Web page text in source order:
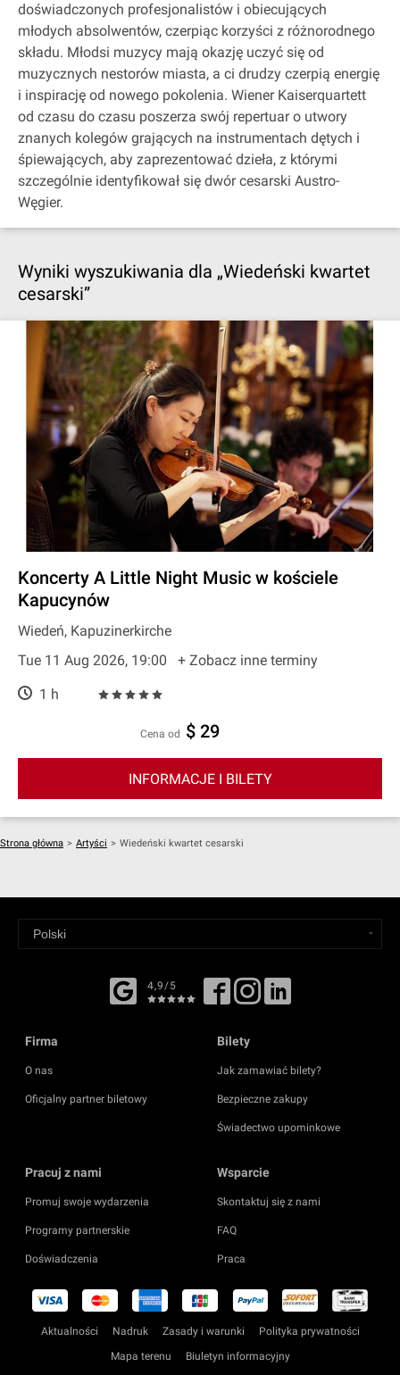
doświadczonych profesjonalistów i obiecujących
młodych absolwentów, czerpiąc korzyści z różnorodnego
składu. Młodsi muzycy mają okazję uczyć się od
muzycznych nestorów miasta, a ci drudzy czerpią energię
i inspirację od nowego pokolenia. Wiener Kaiserquartett
od czasu do czasu poszerza swój repertuar o utwory
znanych kolegów grających na instrumentach dętych i
śpiewających, aby zaprezentować dzieła, z którymi
szczególnie identyfikował się dwór cesarski Austro-
Węgier.
Wyniki wyszukiwania dla „Wiedeński kwartet
cesarski”
Koncerty A Little Night Music w kościele
Kapucynów
Wiedeń, Kapuzinerkirche
Tue 11 Aug 2026, 19:00
+ Zobacz inne terminy
1 h
cena od $ 29
INFORMACJE I BILETY
Strona główna > Artyści > Wiedeński kwartet cesarski
4,9/5
Firma
O nas
Oficjalny partner biletowy
Bilety
Jak zamawiać bilety?
Bezpieczne zakupy
Świadectwo upominkowe
Pracuj z nami
Promuj swoje wydarzenia
Programy partnerskie
Doświadczenia
Wsparcie
Skontaktuj się z nami
FAQ
Praca
Aktualności Nadruk Zasady i warunki
Polityka prywatności
Mapa terenu
Biuletyn informacyjny